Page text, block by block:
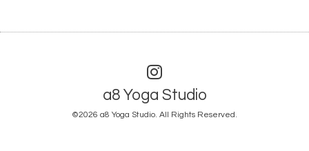
a8 Yoga Studio
©2026 a8 Yoga Studio. All Rights Reserved.